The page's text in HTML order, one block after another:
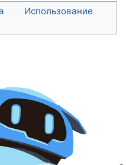
Использование